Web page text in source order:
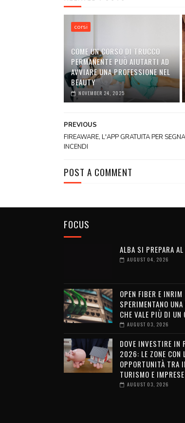
corsi
COME UN CORSO DI TRUCCO
PERMANENTE PUÒ AIUTARTI AD
AVVIARE UNA PROFESSIONE NEL
BEAUTY
NOVEMBER 24, 2025
PREVIOUS
FIREAWARE, L'APP GRATUITA PER
INCENDI
POST A COMMENT
FOCUS
ALBA SI PREPARA
AUGUST 04, 2026
OPEN FIBER E INRIM
SPERIMENTANO
CHE VALE PIÙ DI UN
AUGUST 03, 2026
DOVE INVESTIRE IN
2026: LE ZONE CON
OPPORTUNITÀ TRA
TURISMO E IMPRESE
AUGUST 03, 2026